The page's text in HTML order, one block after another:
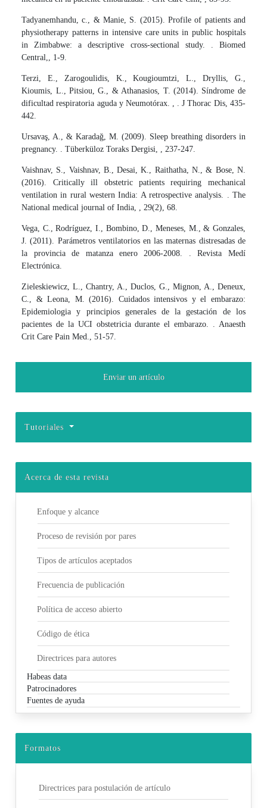
Tadyanemhandu, c., & Manie, S. (2015). Profile of patients and
physiotherapy patterns in intensive care units in public hospitals
in Zimbabwe: a descriptive cross-sectional study. . Biomed
Central,, 1-9.
Terzi, E., Zarogoulidis, K., Kougioumtzi, L., Dryllis, G.,
Kioumis, L., Pitsiou, G., & Athanasios, T. (2014). Síndrome de
dificultad respiratoria aguda y Neumotórax. , . J Thorac Dis, 435-
442.
Ursavaş, A., & Karadağ, M. (2009). Sleep breathing disorders in
pregnancy. . Tüberküloz Toraks Dergisi, , 237-247.
Vaishnav, S., Vaishnav, B., Desai, K., Raithatha, N., & Bose, N.
(2016). Critically ill obstetric patients requiring mechanical
ventilation in rural western India: A retrospective analysis. . The
National medical journal of India, , 29(2), 68.
Vega, C., Rodríguez, I., Bombino, D., Meneses, M., & Gonzales,
J. (2011). Parámetros ventilatorios en las maternas distresadas de
la provincia de matanza enero 2006-2008. . Revista Medí
Electrónica.
Zieleskiewicz, L., Chantry, A., Duclos, G., Mignon, A., Deneux,
C., & Leona, M. (2016). Cuidados intensivos y el embarazo:
Epidemiologia y principios generales de la gestación de los
pacientes de la UCI obstetricia durante el embarazo. . Anaesth
Crit Care Pain Med., 51-57.
Enviar un artículo
Tutoriales
Acerca de esta revista
Enfoque y alcance
Proceso de revisión por pares
Tipos de artículos aceptados
Frecuencia de publicación
Política de acceso abierto
Código de ética
Directrices para autores
Habeas data
Patrocinadores
Fuentes de ayuda
Formatos
Directrices para postulación de artículo